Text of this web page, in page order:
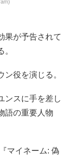
果が予告されて
役を演じる。
ンスに手を差し
語の重要人物
マイネーム: 偽